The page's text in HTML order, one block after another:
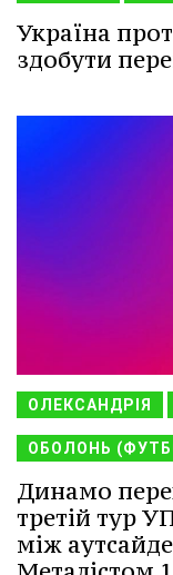
Україна
здобути
ОЛЕКСАНДРІЯ
ОБОЛОНЬ
Динамо
третій тур
між